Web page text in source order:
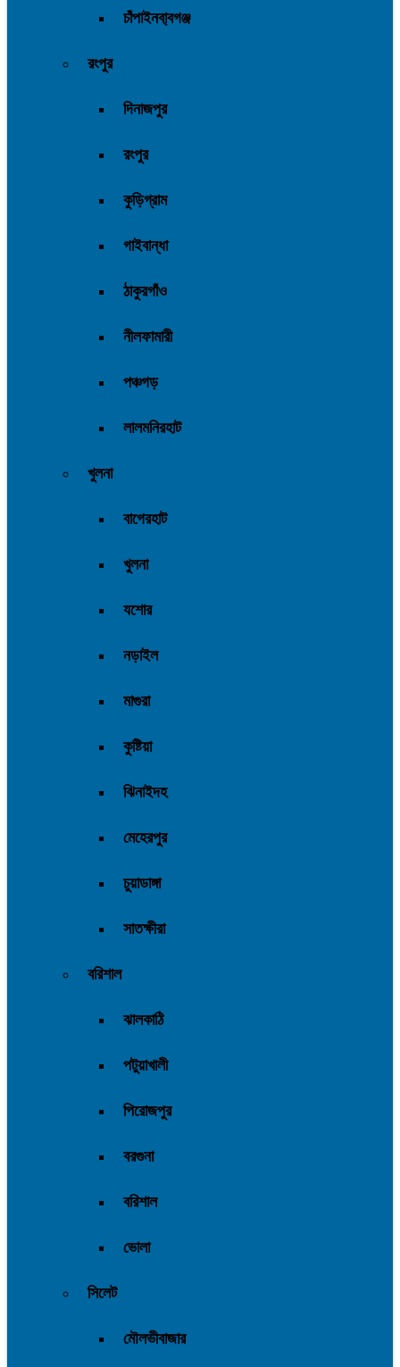
চাঁপাইনবা্বগঞ্জ
রংপুর
দিনাজপুর
রংপুর
কুড়িগ্রাম
গাইবান্ধা
ঠাকুরগাঁও
নীলফামারী
পঞ্চগড়
লালমনিরহাট
খুলনা
বাগেরহাট
খুলনা
যশোর
নড়াইল
মাগুরা
কুষ্টিয়া
ঝিনাইদহ
মেহেরপুর
চুয়াডাঙ্গা
সাতক্ষীরা
বরিশাল
ঝালকাঠি
পটুয়াখালী
পিরোজপুর
বরগুনা
বরিশাল
ভোলা
সিলেট
মৌলভীবাজার